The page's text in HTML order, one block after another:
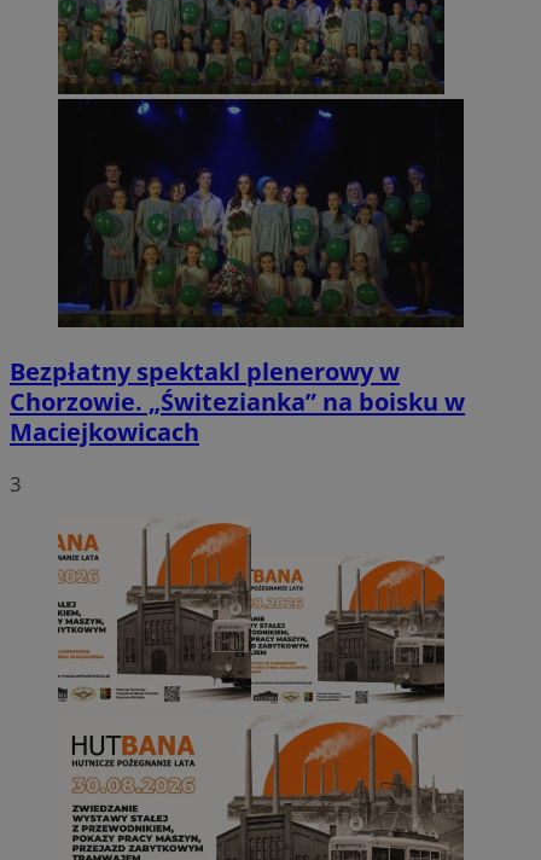
Bezpłatny spektakl plenerowy w
Chorzowie. „Świtezianka” na boisku w
Maciejkowicach
3